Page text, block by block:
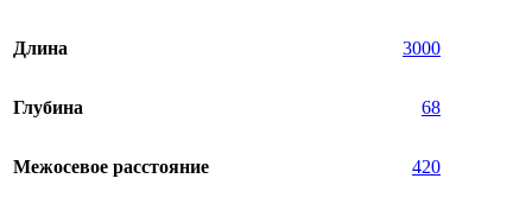
Длина 3000
Глубина 68
Межосевое расстояние 420